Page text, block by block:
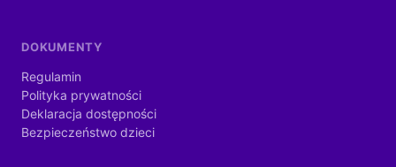
DOKUMENTY
Regulamin
Polityka prywatności
Deklaracja dostępności
Bezpieczeństwo dzieci